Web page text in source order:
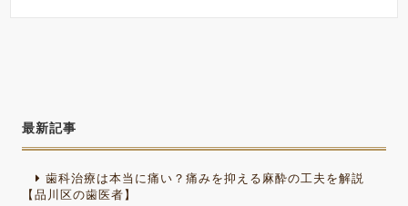
最新記事
歯科治療は本当に痛い？痛みを抑える麻酔の工夫を解説
【品川区の歯医者】